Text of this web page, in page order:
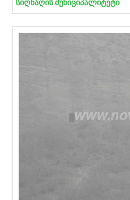
სიღნაღის მუნიციპალიტეტი